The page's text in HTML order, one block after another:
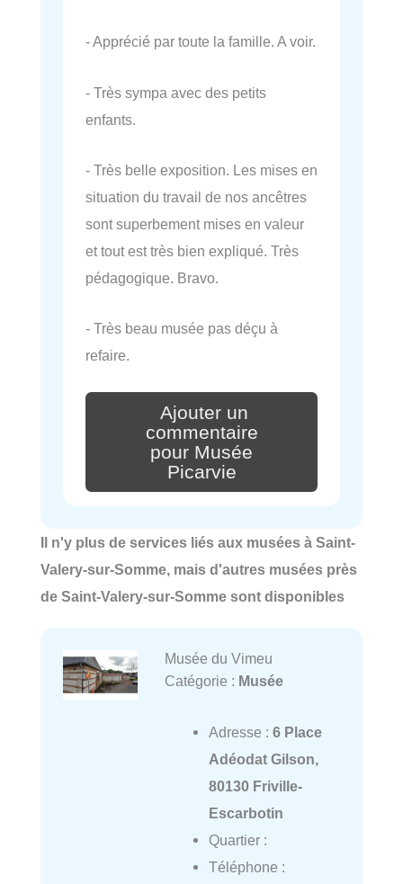
- Apprécié par toute la famille. A voir.
- Très sympa avec des petits
enfants.
- Très belle exposition. Les mises en
situation du travail de nos ancêtres
sont superbement mises en valeur
et tout est très bien expliqué. Très
pédagogique. Bravo.
- Très beau musée pas déçu à
refaire.
Ajouter un
commentaire
pour Musée
Picarvie
Il n'y plus de services liés aux musées à Saint-
Valery-sur-Somme, mais d'autres musées près
de Saint-Valery-sur-Somme sont disponibles
Musée du Vimeu
Catégorie : Musée
Adresse : 6 Place
Adéodat Gilson,
80130 Friville-
Escarbotin
Quartier :
Téléphone :